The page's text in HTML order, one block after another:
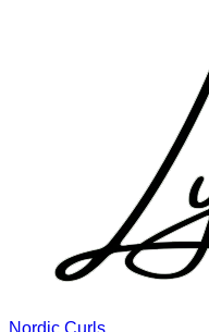
Nordic Curls